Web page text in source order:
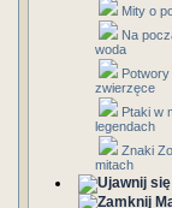
Mity o
Na
woda
zwierzęce
Ptaki w
legendach
Znaki
mitach